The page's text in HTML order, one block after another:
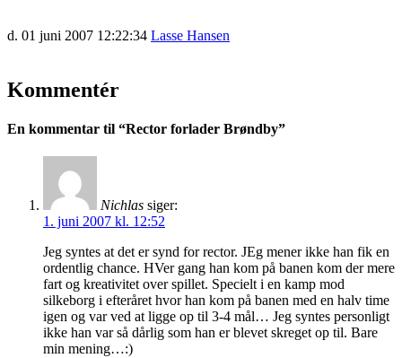
d. 01 juni 2007 12:22:34 Lasse Hansen
Kommentér
En kommentar til “Rector forlader Brøndby”
Nichlas siger:
1. juni 2007 kl. 12:52
Jeg syntes at det er synd for rector. JEg mener ikke han fik en
ordentlig chance. HVer gang han kom på banen kom der mere
fart og kreativitet over spillet. Specielt i en kamp mod
silkeborg i efteråret hvor han kom på banen med en halv time
igen og var ved at ligge op til 3-4 mål… Jeg syntes personligt
ikke han var så dårlig som han er blevet skreget op til. Bare
min mening…:)